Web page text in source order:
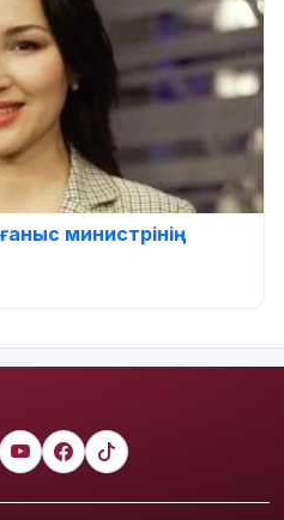
министрінің